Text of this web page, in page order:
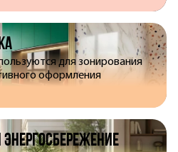
для зонирования
оформления